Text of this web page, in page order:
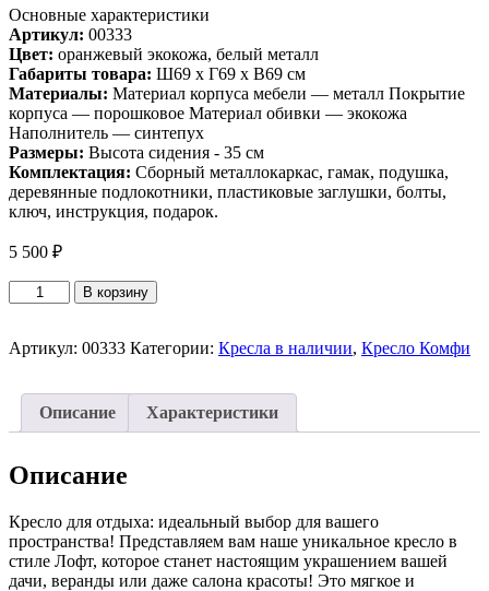
Основные характеристики
Артикул: 00333
Цвет: оранжевый экокожа, белый металл
Габариты товара: Ш69 х Г69 х В69 см
Материалы: Материал корпуса мебели — металл Покрытие
корпуса — порошковое Материал обивки — экокожа
Наполнитель — синтепух
Размеры: Высота сидения - 35 см
Комплектация: Сборный металлокаркас, гамак, подушка,
деревянные подлокотники, пластиковые заглушки, болты,
ключ, инструкция, подарок.
5 500 ₽
Количество
товара
для
Комфи
++
экокожа,
белый
В корзину
Артикул: 00333 Категории: Кресла в наличии, Кресло Комфи
Описание Характеристики
Описание
Кресло для отдыха: идеальный выбор для вашего
пространства! Представляем вам наше уникальное кресло в
стиле Лофт, которое станет настоящим украшением вашей
дачи, веранды или даже салона красоты! Это мягкое и